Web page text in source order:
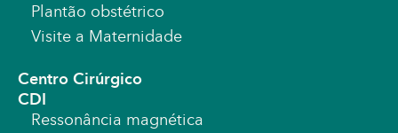
Plantão obstétrico
Visite a Maternidade
Centro Cirúrgico
CDI
Ressonância magnética